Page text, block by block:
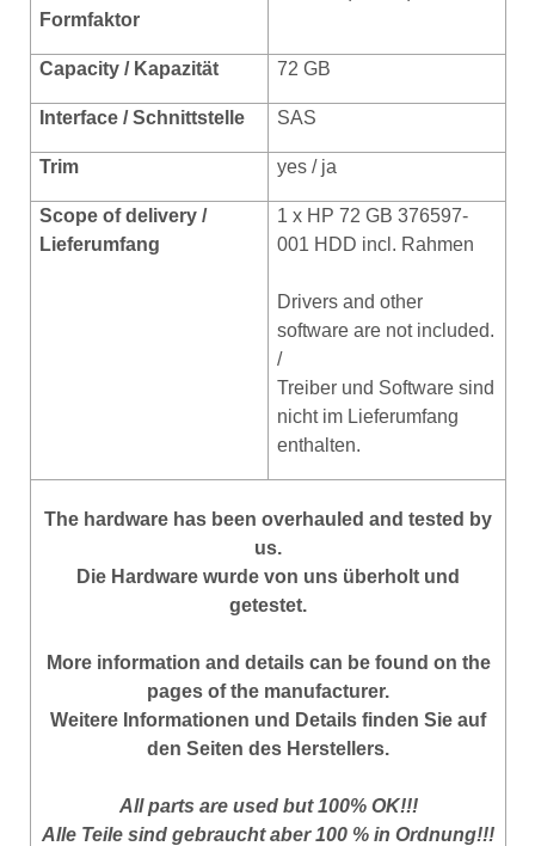
Formfaktor
Capacity / Kapazität 72 GB
Interface / Schnittstelle SAS
Trim yes / ja
Scope of delivery /
Lieferumfang
1 x HP 72 GB 376597-
001 HDD incl. Rahmen
Drivers and other
software are not included.
/
Treiber und Software sind
nicht im Lieferumfang
enthalten.
The hardware has been overhauled and tested by
us.
Die Hardware wurde von uns überholt und
getestet.
More information and details can be found on the
pages of the manufacturer.
Weitere Informationen und Details finden Sie auf
den Seiten des Herstellers.
All parts are used but 100% OK!!!
Alle Teile sind gebraucht aber 100 % in Ordnung!!!